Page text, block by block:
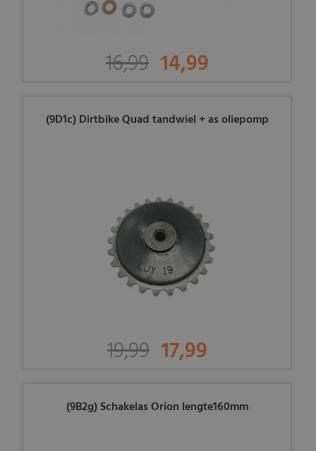
16,99 14,99
(9D1c) Dirtbike Quad tandwiel + as oliepomp
19,99 17,99
(9B2g) Schakelas Orion lengte160mm